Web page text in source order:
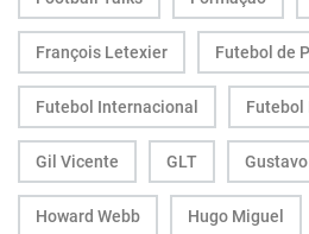
François Letexier Futebol de
Futebol Internacional Futebol
Gil Vicente GLT
Howard Webb Hugo Miguel